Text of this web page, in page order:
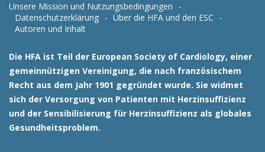
Unsere Mission und Nutzungsbedingungen
Datenschutzerklärung
Über die HFA und den ESC
Autoren und Inhalt
Die HFA ist Teil der European Society of Cardiology, einer
gemeinnützigen Vereinigung, die nach französischem
Recht aus dem Jahr 1901 gegründet wurde. Sie widmet
sich der Versorgung von Patienten mit Herzinsuffizienz
und der Sensibilisierung für Herzinsuffizienz als globales
Gesundheitsproblem.